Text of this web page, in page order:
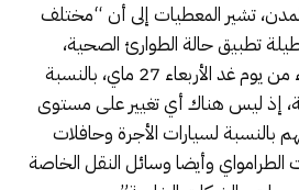
تشير المعطيات إلى أن “مختلف
تطبيق حالة الطوارئ الصحية،
والوضع لن يختلف ابتداء من يوم غد الأربعاء 27 ماي، بالنسبة
إذ ليس هناك أي تغيير على مستوى
بالنسبة لسيارات الأجرة وحافلات
الطرامواي وأيضا وسائل النقل الخاصة